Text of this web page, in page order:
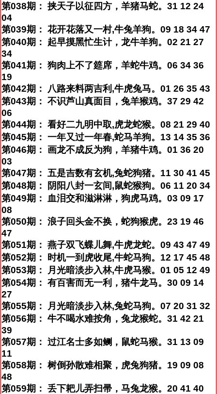
第038期： 挟天子以征四方，羊猪马蛇。31 12 24
04
第039期： 花开花落又一村,牛兔羊狗。09 18 34 47
第040期： 起早摸黑忙生计，龙牛羊狗。02 21 27
34
第041期： 狗肉上不了筵席，羊蛇牛鸡。06 34 36
19
第042期： 八路来料两吉利,牛虎兔马。01 26 35 43
第043期： 不识芦山真面目，兔羊猴鸡。37 29 42
06
第044期： 看好二九明中取,虎龙蛇猴。08 21 29 40
第045期： 一年又过一年春,蛇马羊狗。13 14 35 36
第046期： 画龙不成反为狗，羊猪牛鸡。01 36 20
03
第047期： 五是吉数有玄机,兔蛇狗猪。11 30 41 45
第048期： 阴阳八封一玄间,鼠蛇猴狗。06 11 20 34
第049期： 血泪交和滋淋淋，狗虎马鸡。03 09 17
08
第050期： 浪子回头金不换，蛇狗猴虎。23 19 46
47
第051期： 燕子双飞蝶儿舞,牛虎龙蛇。09 43 47 49
第052期： 时机一到虎收尾,牛蛇马狗。12 17 45 48
第053期： 月光暗淡步入林,牛虎马猴。01 05 12 49
第054期： 有百害而无一利，猪牛龙马。30 09 14
27
第055期： 月光暗淡步入林,兔蛇马狗。07 20 31 32
第056期： 牛不喝水难按角，兔龙猴蛇。31 42 21
39
第057期： 过江名士多如鲗，鼠蛇马猴。31 13 09
11
第058期： 树倒孙散难相聚，虎兔狗猪。19 09 08
48
第059期： 丢下耙儿弄扫帚，马兔龙猴。20 41 40